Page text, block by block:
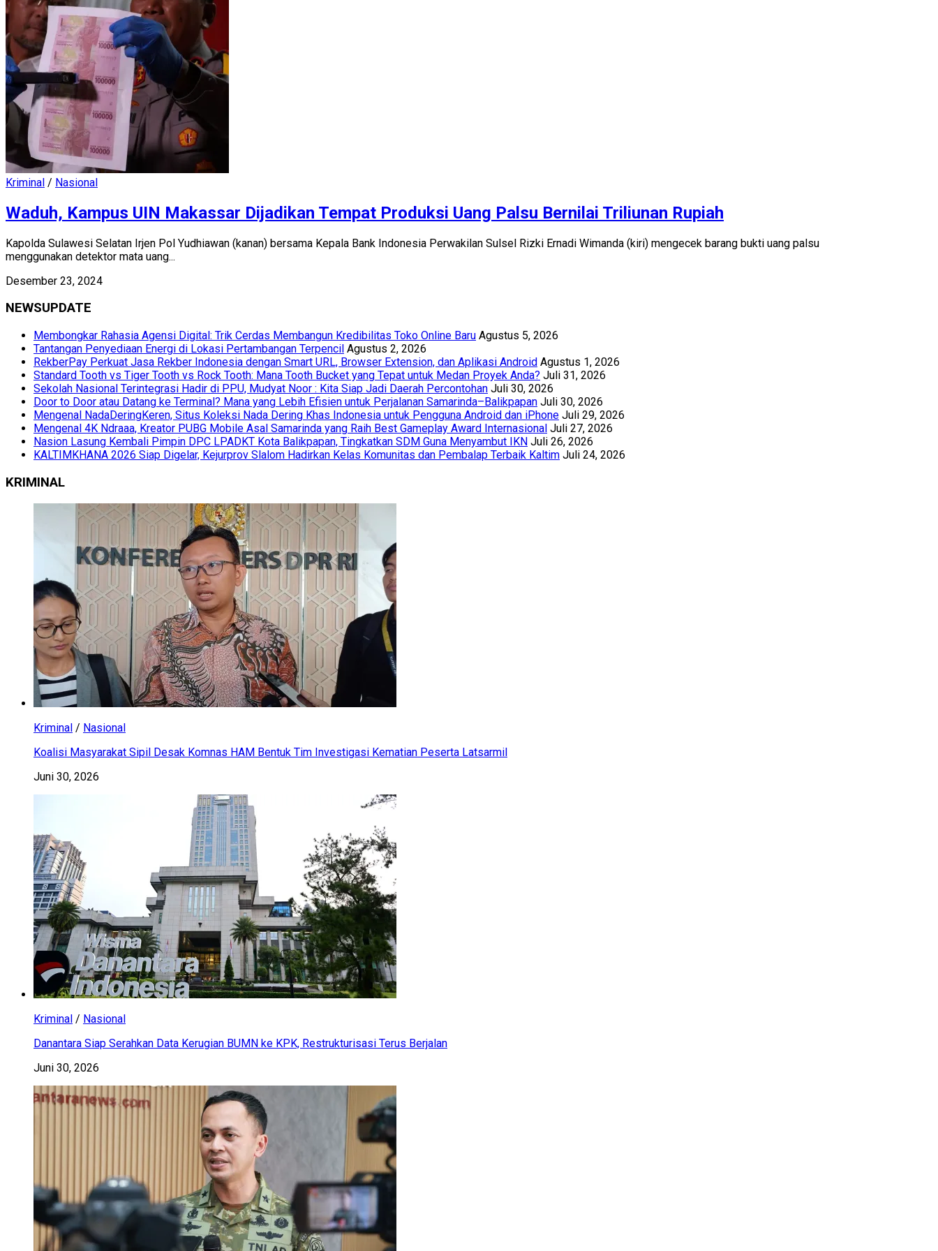
Kriminal / Nasional
Waduh, Kampus UIN Makassar Dijadikan Tempat Produksi Uang Palsu Bernilai Triliunan Rupiah
Kapolda Sulawesi Selatan Irjen Pol Yudhiawan (kanan) bersama Kepala Bank Indonesia Perwakilan Sulsel Rizki Ernadi Wimanda (kiri) mengecek barang bukti uang palsu
menggunakan detektor mata uang...
Desember 23, 2024
NEWSUPDATE
Membongkar Rahasia Agensi Digital: Trik Cerdas Membangun Kredibilitas Toko Online Baru Agustus 5, 2026
Tantangan Penyediaan Energi di Lokasi Pertambangan Terpencil Agustus 2, 2026
RekberPay Perkuat Jasa Rekber Indonesia dengan Smart URL, Browser Extension, dan Aplikasi Android Agustus 1, 2026
Standard Tooth vs Tiger Tooth vs Rock Tooth: Mana Tooth Bucket yang Tepat untuk Medan Proyek Anda? Juli 31, 2026
Sekolah Nasional Terintegrasi Hadir di PPU, Mudyat Noor : Kita Siap Jadi Daerah Percontohan Juli 30, 2026
Door to Door atau Datang ke Terminal? Mana yang Lebih Efisien untuk Perjalanan Samarinda–Balikpapan Juli 30, 2026
Mengenal NadaDeringKeren, Situs Koleksi Nada Dering Khas Indonesia untuk Pengguna Android dan iPhone Juli 29, 2026
Mengenal 4K Ndraaa, Kreator PUBG Mobile Asal Samarinda yang Raih Best Gameplay Award Internasional Juli 27, 2026
Nasion Lasung Kembali Pimpin DPC LPADKT Kota Balikpapan, Tingkatkan SDM Guna Menyambut IKN Juli 26, 2026
KALTIMKHANA 2026 Siap Digelar, Kejurprov Slalom Hadirkan Kelas Komunitas dan Pembalap Terbaik Kaltim Juli 24, 2026
KRIMINAL
Kriminal / Nasional
Koalisi Masyarakat Sipil Desak Komnas HAM Bentuk Tim Investigasi Kematian Peserta Latsarmil
Juni 30, 2026
Kriminal / Nasional
Danantara Siap Serahkan Data Kerugian BUMN ke KPK, Restrukturisasi Terus Berjalan
Juni 30, 2026